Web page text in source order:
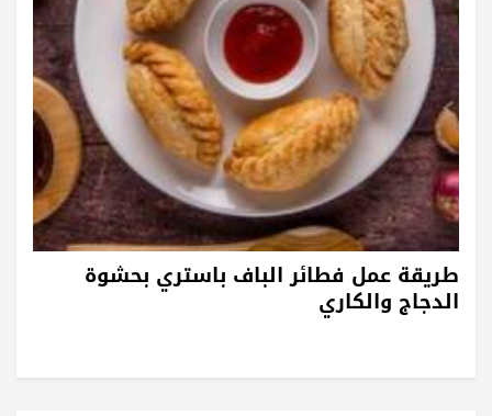
طريقة عمل فطائر الباف باستري بحشوة
الدجاج والكاري